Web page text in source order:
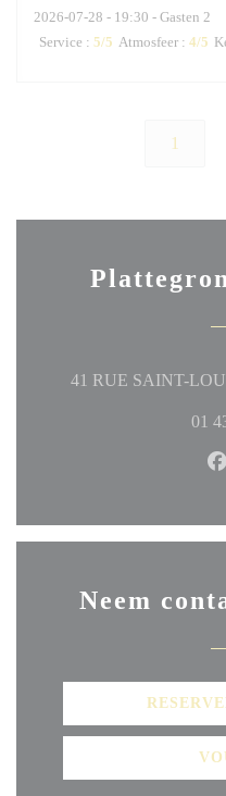
2026-07-28 - 19:30 - Gasten 2
Service : 5/5 Atmosfeer : 4/5
1
41 RUE SAINT-
01
Neem